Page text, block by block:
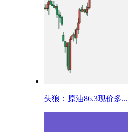
头狼：原油86.3现价多...